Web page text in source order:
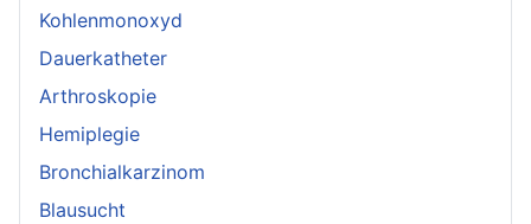
Kohlenmonoxyd
Dauerkatheter
Arthroskopie
Hemiplegie
Bronchialkarzinom
Blausucht